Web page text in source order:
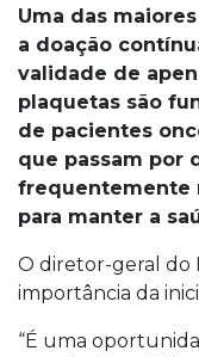
Uma das
a doação
validade de
plaquetas são
de pacientes
que passam por
frequentemente
para manter a
O diretor-geral do
importância da
“É uma